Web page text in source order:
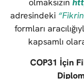
olmaksızın
adresindeki
formları
kapsamlı
COP31 İçin